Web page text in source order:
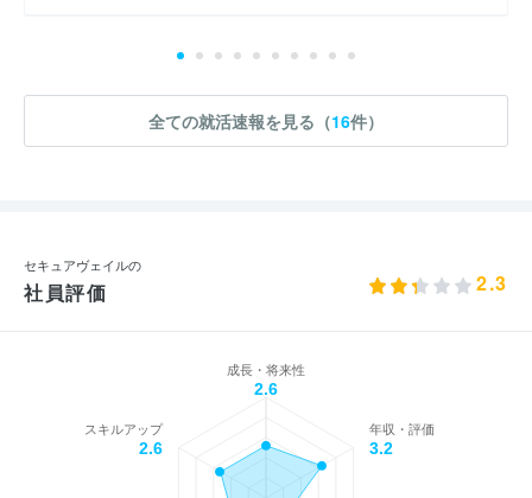
全ての就活速報を見る（16件）
セキュアヴェイルの
社員評価 2.3
成長・将来性
2.6
年収・評価
3.2
スキルアップ
2.6